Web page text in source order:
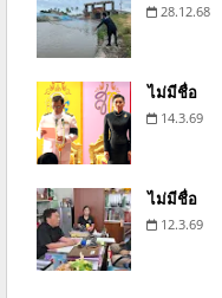
28.12.68
ไม่มีชื่อ
14.3.69
ไม่มีชื่อ
12.3.69